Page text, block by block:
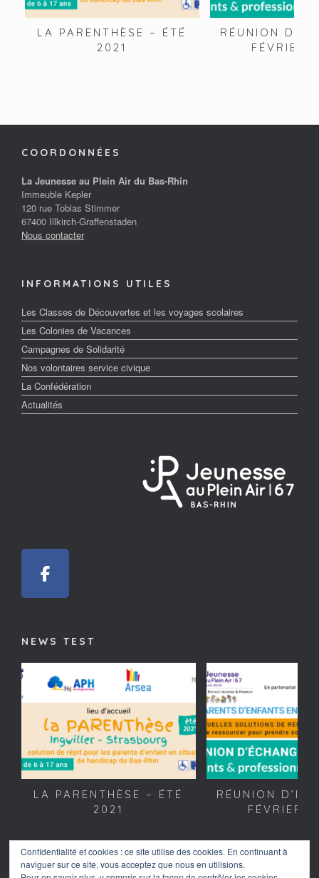
LA PARENTHÈSE – ÉTÉ
2021
RÉUNION
FÉVRIER
COORDONNÉES
La Jeunesse au Plein Air du Bas-Rhin
Immeuble Kepler
120 rue Tobias Stimmer
67400 Illkirch-Graffenstaden
Nous contacter
INFORMATIONS UTILES
Les Classes de Découvertes et les voyages scolaires
Les Colonies de Vacances
Campagnes de Solidarité
Nos volontaires service civique
La Confédération
Actualités
NEWS TEST
LA PARENTHÈSE – ÉTÉ
2021
RÉUNION
FÉVRIER
Confidentialité et cookies : ce site utilise des cookies. En continuant à
naviguer sur ce site, vous acceptez que nous en utilisions.